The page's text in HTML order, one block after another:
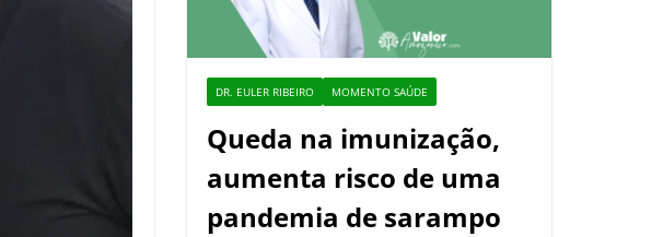
DR. EULER RIBEIRO MOMENTO SAÚDE
Queda na imunização,
aumenta risco de uma
pandemia de sarampo